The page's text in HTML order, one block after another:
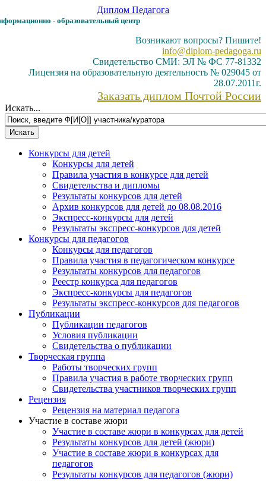
Диплом Педагога
- образовательный центр
Возникают вопросы? Пишите!
info@diplom-pedagoga.ru
Свидетельство СМИ: ЭЛ № ФС 77-81332
Лицензия на образовательную деятельность № 029045 от
28.07.2011г.
Заказать диплом Почтой России
Искать...
Конкурсы для детей
Конкурсы для детей
Правила участия в конкурсе для детей
Свидетельства и дипломы
Результаты конкурсов для детей
Архив конкурсов для детей до 08.08.2016
Экспресс-конкурсы для детей
Результаты экспресс-конкурсов для детей
Конкурсы для педагогов
Конкурсы для педагогов
Правила участия в педагогическом конкурсе
Результаты конкурсов для педагогов
Реестр конкурса для педагогов
Экспресс-конкурсы для педагогов
Результаты экспресс-конкурсов для педагогов
Публикации
Публикации педагогов
Условия публикации
Свидетельства о публикации
Творческая группа
Работы творческих групп
Правила участия в работе творческих групп
Свидетельства участников творческих групп
Рецензия
Рецензия на материал педагога
Участие в составе жюри
Участие в составе жюри в конкурсах для детей
Результаты конкурсов для детей (жюри)
Участие в составе жюри в конкурсах для
педагогов
Результаты конкурсов для педагогов (жюри)